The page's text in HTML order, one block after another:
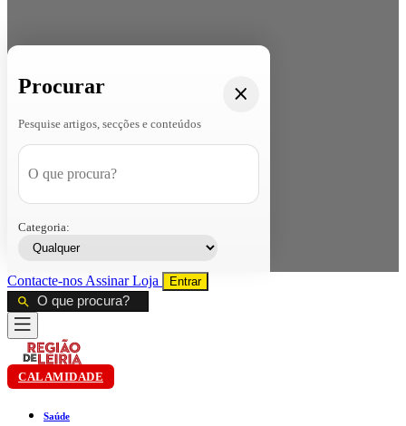
Procurar
Pesquise artigos, secções e conteúdos
Categoria:
Contacte-nos AssinarLoja Entrar
CALAMIDADE
Saúde